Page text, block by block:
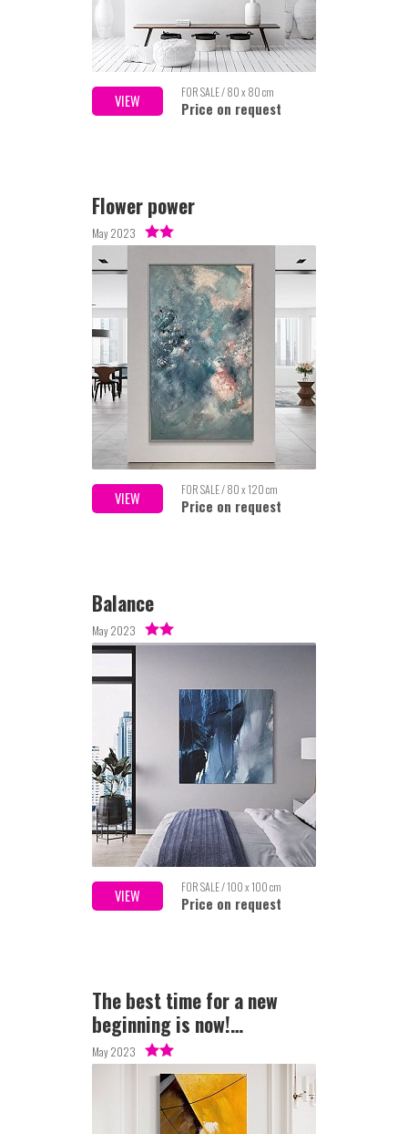
VIEW FOR SALE / 80 x 80 cm
Price on request
Flower power
May 2023
VIEW FOR SALE / 80 x 120 cm
Price on request
Balance
May 2023
VIEW FOR SALE / 100 x 100 cm
Price on request
The best time for a new
beginning is now!…
May 2023